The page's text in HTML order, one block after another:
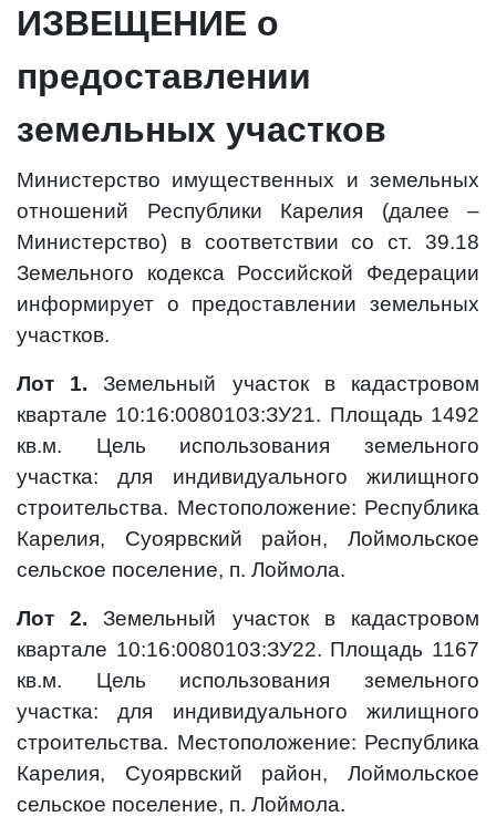
ИЗВЕЩЕНИЕ о
предоставлении
земельных участков
Министерство имущественных и земельных
отношений Республики Карелия (далее –
Министерство) в соответствии со ст. 39.18
Земельного кодекса Российской Федерации
информирует о предоставлении земельных
участков.
Лот 1. Земельный участок в кадастровом
квартале 10:16:0080103:ЗУ21. Площадь 1492
кв.м. Цель использования земельного
участка: для индивидуального жилищного
строительства. Местоположение: Республика
Карелия, Суоярвский район, Лоймольское
сельское поселение, п. Лоймола.
Лот 2. Земельный участок в кадастровом
квартале 10:16:0080103:ЗУ22. Площадь 1167
кв.м. Цель использования земельного
участка: для индивидуального жилищного
строительства. Местоположение: Республика
Карелия, Суоярвский район, Лоймольское
сельское поселение, п. Лоймола.